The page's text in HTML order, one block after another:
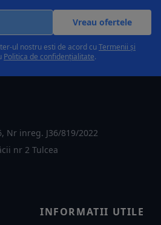
Vreau ofertele
ul nostru esti de acord cuTermenii și
Politica de confidențialitate.
Nr inreg. J36/819/2022
nr 2 Tulcea
INFORMATII UTILE